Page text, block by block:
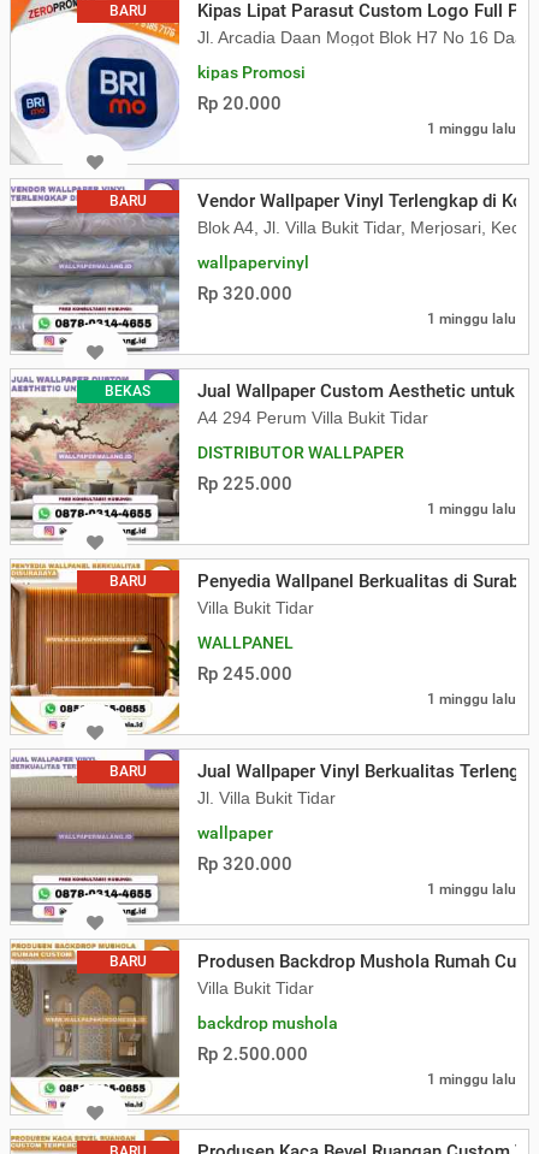
BARU Kipas Lipat Parasut Custom Logo Full
Jl. Arcadia Daan Mogot Blok H7 No 16
kipas Promosi
Rp 20.000
1 minggu lalu
BARU Vendor Wallpaper Vinyl Terlengkap di
Blok A4, Jl. Villa Bukit Tidar, Merjosari, Kec.
wallpapervinyl
Rp 320.000
1 minggu lalu
BEKAS Jual Wallpaper Custom Aesthetic untuk
A4 294 Perum Villa Bukit Tidar
DISTRIBUTOR WALLPAPER
Rp 225.000
1 minggu lalu
BARU Penyedia Wallpanel Berkualitas di
Villa Bukit Tidar
WALLPANEL
Rp 245.000
1 minggu lalu
BARU Jual Wallpaper Vinyl Berkualitas
Jl. Villa Bukit Tidar
wallpaper
Rp 320.000
1 minggu lalu
BARU Produsen Backdrop Mushola Rumah
Villa Bukit Tidar
backdrop mushola
Rp 2.500.000
1 minggu lalu